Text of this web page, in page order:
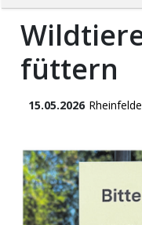
E-
Paper
füttern
15.05.2026